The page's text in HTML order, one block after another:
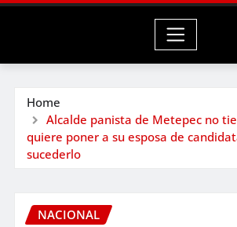
Home
Alcalde panista de Metepec no
quiere poner a su esposa de
sucederlo
NACIONAL